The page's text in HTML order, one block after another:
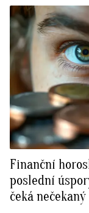
Finanční
poslední
čeká